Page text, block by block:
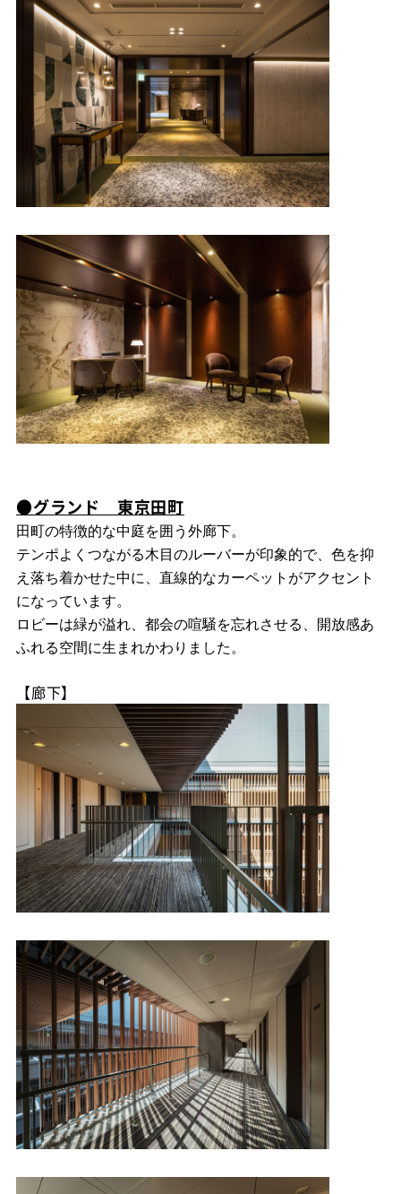
●グランド 東京田町
田町の特徴的な中庭を囲う外廊下。
テンポよくつながる木目のルーバーが印象的で、 色を抑
え落ち着かせた中に、直線的なカーペットがアクセント
になっています。
ロビーは緑が溢れ、都会の喧騒を忘れさせる、開放感あ
ふれる空間に生まれかわりました。
【廊下】